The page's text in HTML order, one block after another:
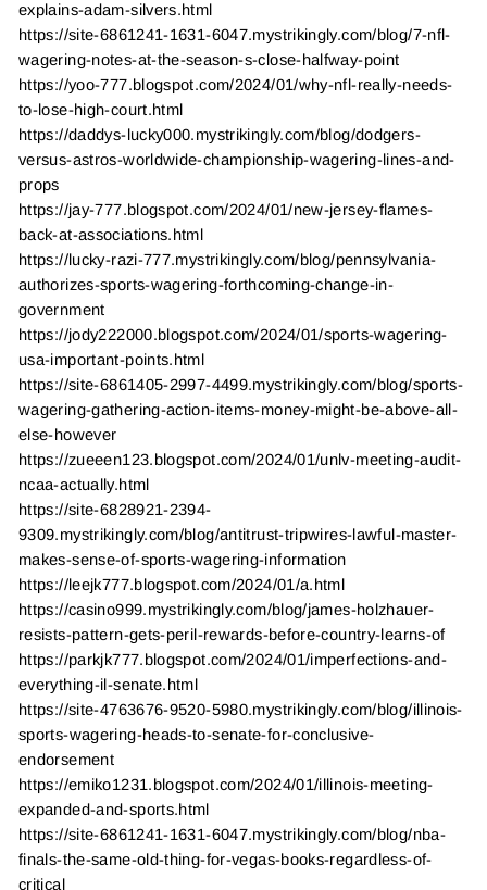
explains-adam-silvers.html
https://site-6861241-1631-6047.mystrikingly.com/blog/7-nfl-
wagering-notes-at-the-season-s-close-halfway-point
https://yoo-777.blogspot.com/2024/01/why-nfl-really-needs-
to-lose-high-court.html
https://daddys-lucky000.mystrikingly.com/blog/dodgers-
versus-astros-worldwide-championship-wagering-lines-and-
props
https://jay-777.blogspot.com/2024/01/new-jersey-flames-
back-at-associations.html
https://lucky-razi-777.mystrikingly.com/blog/pennsylvania-
authorizes-sports-wagering-forthcoming-change-in-
government
https://jody222000.blogspot.com/2024/01/sports-wagering-
usa-important-points.html
https://site-6861405-2997-4499.mystrikingly.com/blog/sports-
wagering-gathering-action-items-money-might-be-above-all-
else-however
https://zueeen123.blogspot.com/2024/01/unlv-meeting-audit-
ncaa-actually.html
https://site-6828921-2394-
9309.mystrikingly.com/blog/antitrust-tripwires-lawful-master-
makes-sense-of-sports-wagering-information
https://leejk777.blogspot.com/2024/01/a.html
https://casino999.mystrikingly.com/blog/james-holzhauer-
resists-pattern-gets-peril-rewards-before-country-learns-of
https://parkjk777.blogspot.com/2024/01/imperfections-and-
everything-il-senate.html
https://site-4763676-9520-5980.mystrikingly.com/blog/illinois-
sports-wagering-heads-to-senate-for-conclusive-
endorsement
https://emiko1231.blogspot.com/2024/01/illinois-meeting-
expanded-and-sports.html
https://site-6861241-1631-6047.mystrikingly.com/blog/nba-
finals-the-same-old-thing-for-vegas-books-regardless-of-
critical